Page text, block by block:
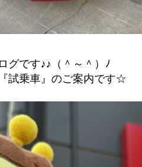
グです♪♪（＾～＾）ﾉ
試乗車』のご案内です☆